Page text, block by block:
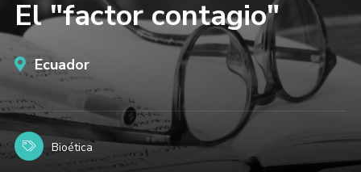
El "factor contagio"
Ecuador
Bioética